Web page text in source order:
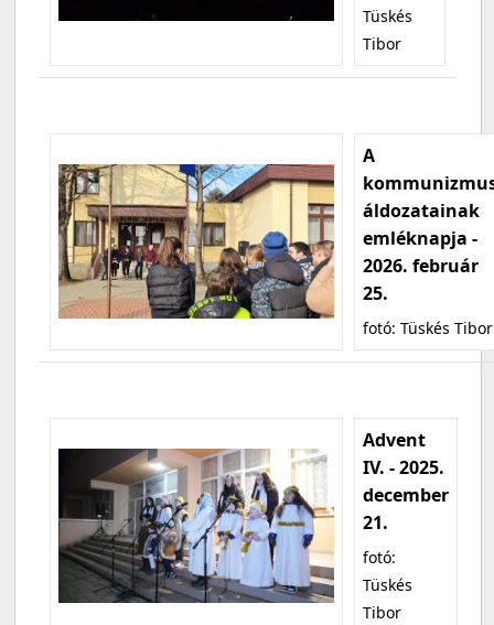
Tüskés
Tibor
A
áldozatainak
emléknapja -
2026. február
25.
fotó: Tüskés Tibor
Advent
IV. - 2025.
december
21.
fotó:
Tüskés
Tibor